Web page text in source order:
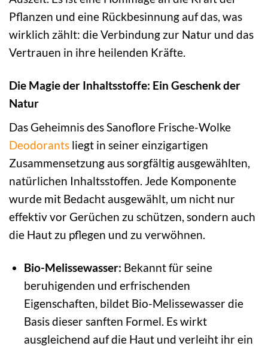
Pflanzen und eine Rückbesinnung auf das, was
wirklich zählt: die Verbindung zur Natur und das
Vertrauen in ihre heilenden Kräfte.
Die Magie der Inhaltsstoffe: Ein Geschenk der
Natur
Das Geheimnis des Sanoflore Frische-Wolke
Deodorants liegt in seiner einzigartigen
Zusammensetzung aus sorgfältig ausgewählten,
natürlichen Inhaltsstoffen. Jede Komponente
wurde mit Bedacht ausgewählt, um nicht nur
effektiv vor Gerüchen zu schützen, sondern auch
die Haut zu pflegen und zu verwöhnen.
Bio-Melissewasser: Bekannt für seine
beruhigenden und erfrischenden
Eigenschaften, bildet Bio-Melissewasser die
Basis dieser sanften Formel. Es wirkt
ausgleichend auf die Haut und verleiht ihr ein